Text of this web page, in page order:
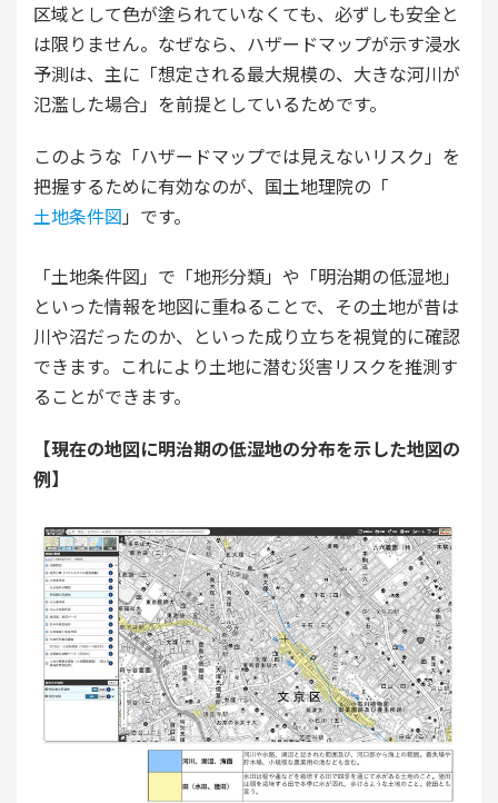
区域として色が塗られていなくても、必ずしも安全と
は限りません。なぜなら、ハザードマップが示す浸水
予測は、主に「想定される最大規模の、大きな河川が
氾濫した場合」を前提としているためです。
このような「ハザードマップでは見えないリスク」を
把握するために有効なのが、国土地理院の「
土地条件図 」です。
「土地条件図」で「地形分類」や「明治期の低湿地」
といった情報を地図に重ねることで、その土地が昔は
川や沼だったのか、といった成り立ちを視覚的に確認
できます。これにより土地に潜む災害リスクを推測す
ることができます。
【現在の地図に明治期の低湿地の分布を示した地図の
例】